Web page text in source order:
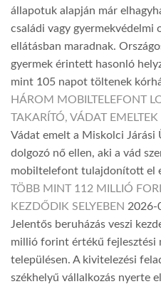
állapotuk alapján már
családi vagy
ellátásban maradnak.
gyermek érintett hasonló
mint 105 napot töltenek
HÁROM MOBILTELEFONT
TAKARÍTÓ, VÁDAT EMELTEK
Vádat emelt a Miskolci Járási
dolgozó nő ellen, aki a vád
mobiltelefont tulajdonított el
TÖBB MINT 112 MILLIÓ
KEZDŐDIK SELYEBEN 2026-
Jelentős beruházás veszi
millió forint értékű fejlesztési
településen. A kivitelezési
székhelyű vállalkozás nyerte